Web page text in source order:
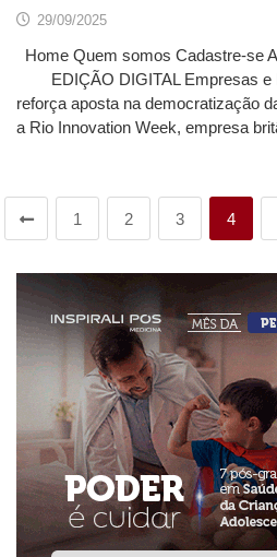
29/09/2025
Home Quem somos Cadastre-se
EDIÇÃO DIGITAL Empresas e
reforça aposta na democratização
a Rio Innovation Week, empresa
1 2 3 4